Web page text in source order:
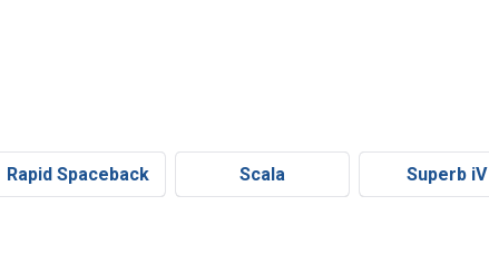
Rapid Spaceback Scala Superb iV